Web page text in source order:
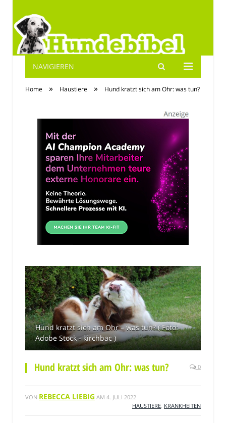
Hundebibel.de
NAVIGIEREN
Home » Haustiere » Hund kratzt sich am Ohr: was tun?
Hund kratzt sich am Ohr – was tun? ( Foto:
Adobe Stock - kirchbac )
Hund kratzt sich am Ohr: was tun? 0
VON REBECCA LIEBIG AM 4. JULI 2022
HAUSTIERE KRANKHEITEN